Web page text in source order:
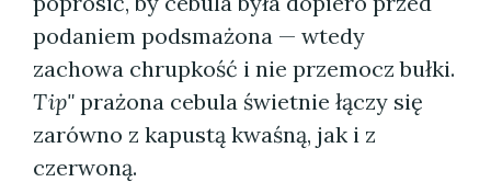
podaniem podsmażona — wtedy
zachowa chrupkość i nie przemocz bułki.
Tip" prażona cebula świetnie łączy się
zarówno z kapustą kwaśną, jak i z
czerwoną.